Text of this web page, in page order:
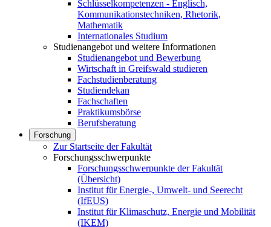
Schlüsselkompetenzen - Englisch,
Kommunikationstechniken, Rhetorik,
Mathematik
Internationales Studium
Studienangebot und weitere Informationen
Studienangebot und Bewerbung
Wirtschaft in Greifswald studieren
Fachstudienberatung
Studiendekan
Fachschaften
Praktikumsbörse
Berufsberatung
Forschung
Zur Startseite der Fakultät
Forschungsschwerpunkte
Forschungsschwerpunkte der Fakultät
(Übersicht)
Institut für Energie-, Umwelt- und Seerecht
(IfEUS)
Institut für Klimaschutz, Energie und Mobilität
(IKEM)